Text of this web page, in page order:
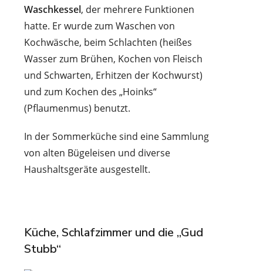
Waschkessel, der mehrere Funktionen
hatte. Er wurde zum Waschen von
Kochwäsche, beim Schlachten (heißes
Wasser zum Brühen, Kochen von Fleisch
und Schwarten, Erhitzen der Kochwurst)
und zum Kochen des „Hoinks“
(Pflaumenmus) benutzt.
In der Sommerküche sind eine Sammlung
von alten Bügeleisen und diverse
Haushaltsgeräte ausgestellt.
Küche, Schlafzimmer und die „Gud
Stubb“